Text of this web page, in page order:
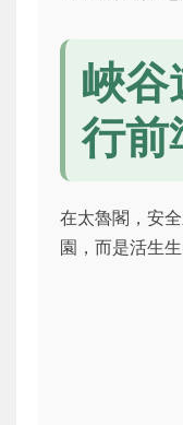
峽谷
行前
在太魯閣，安
園，而是活生生